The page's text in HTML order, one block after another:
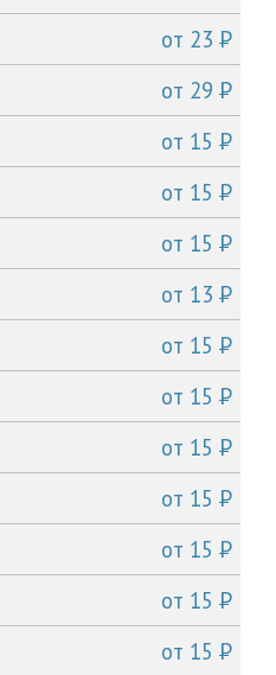
от 23P
от 29P
от 15P
от 15P
от 15P
от 13P
от 15P
от 15P
от 15P
от 15P
от 15P
от 15P
от 15P